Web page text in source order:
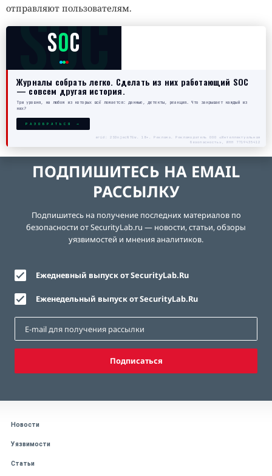
отправляют пользователям.
SOC
SOC
Журналы собрать легко. Сделать из них работающий SOC
— совсем другая история.
Три уровня, на любом из которых всё ломается: данные, детекты, реакция. Что закрывает каждый из
них?
РАЗОБРАТЬСЯ →
erid: 2SDnjecN7Gw. 18+. Реклама. Рекламодатель ООО «Интеллектуальная
безопасность», ИНН 7719435412
ПОДПИШИТЕСЬ НА EMAIL
РАССЫЛКУ
Подпишитесь на получение последних материалов по
безопасности от SecurityLab.ru — новости, статьи, обзоры
уязвимостей и мнения аналитиков.
Ежедневный выпуск от SecurityLab.Ru
Еженедельный выпуск от SecurityLab.Ru
Подписаться
Новости
Уязвимости
Статьи